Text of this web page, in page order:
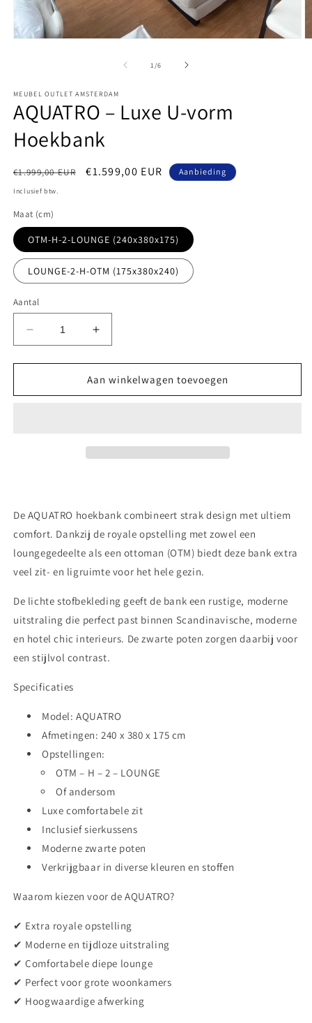
1 /van
6
MEUBEL OUTLET AMSTERDAM
AQUATRO – Luxe U-vorm
Hoekbank
Normale
prijs
€1.999,00 EUR Aanbiedingsprijs
€1.599,00 EUR Aanbieding
Inclusief btw.
Maat (cm)
OTM-H-2-LOUNGE (240x380x175)
LOUNGE-2-H-OTM (175x380x240)
Aantal
Aantal
verlagen
voor
AQUATRO
–
Aantal
verhogen
voor
AQUATRO
–
Aan winkelwagen toevoegen
De AQUATRO hoekbank combineert strak design met ultiem
comfort. Dankzij de royale opstelling met zowel een
loungegedeelte als een ottoman (OTM) biedt deze bank extra
veel zit- en ligruimte voor het hele gezin.
De lichte stofbekleding geeft de bank een rustige, moderne
uitstraling die perfect past binnen Scandinavische, moderne
en hotel chic interieurs. De zwarte poten zorgen daarbij voor
een stijlvol contrast.
Specificaties
Model:AQUATRO
Afmetingen:240 x 380 x 175 cm
Opstellingen:
OTM – H – 2 – LOUNGE
Of andersom
Luxe comfortabele zit
Inclusief sierkussens
Moderne zwarte poten
Verkrijgbaar in diverse kleuren en stoffen
Waarom kiezen voor de AQUATRO?
✔ Extra royale opstelling
✔ Moderne en tijdloze uitstraling
✔ Comfortabele diepe lounge
✔ Perfect voor grote woonkamers
✔ Hoogwaardige afwerking